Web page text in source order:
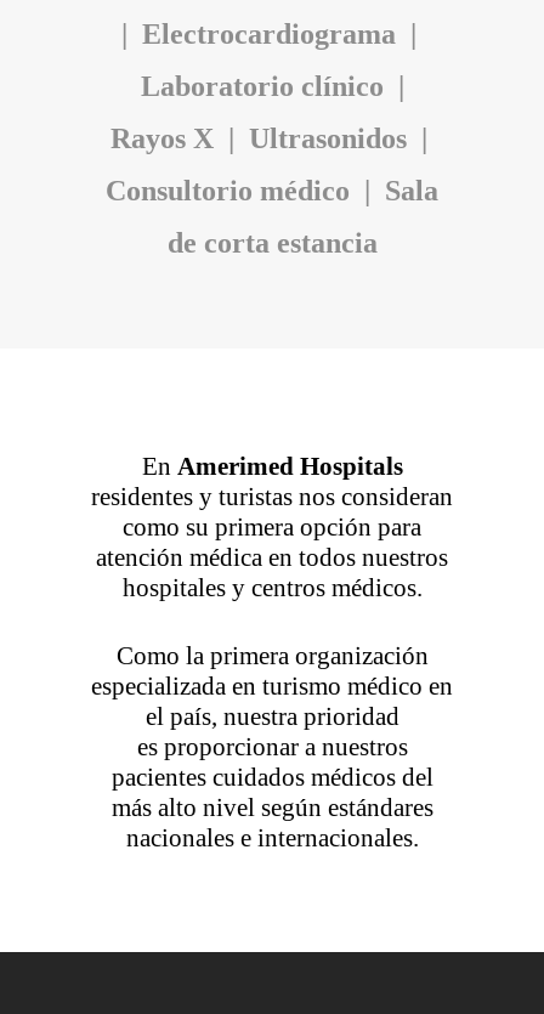
Electrocardiograma |
Laboratorio clínico |
Rayos X | Ultrasonidos |
Consultorio médico | Sala
de corta estancia
En Amerimed Hospitals
residentes y turistas nos consideran
como su primera opción para
atención médica en todos nuestros
hospitales y centros médicos.
Como la primera organización
especializada en turismo médico en
el país, nuestra prioridad
es proporcionar a nuestros
pacientes cuidados médicos del
más alto nivel según estándares
nacionales e internacionales.